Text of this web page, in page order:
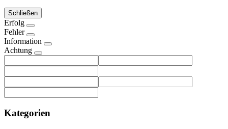
Schließen
Erfolg
Fehler
Information
Achtung
Kategorien